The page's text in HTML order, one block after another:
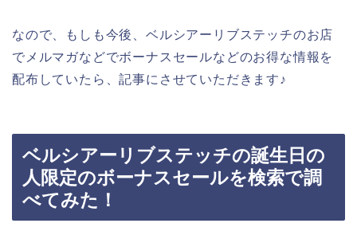
なので、もしも今後、ベルシアーリブステッチのお店
でメルマガなどでボーナスセールなどのお得な情報を
配布していたら、記事にさせていただきます♪
ベルシアーリブステッチの誕生日の
人限定のボーナスセールを検索で調
べてみた！